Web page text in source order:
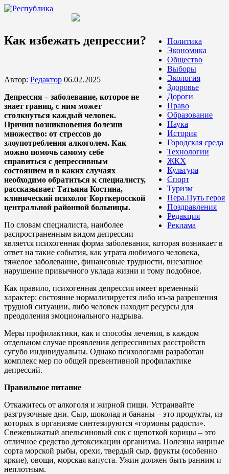
Политика
Экономика
Общество
Выборы
Экология
Здоровье
Дороги
Право
Образование
Наука
История
Городская среда
Технологии
ЖКХ
Культура
Спорт
Туризм
Пера.Путь героя
Поздравления
Редакция
Реклама
Как избежать депрессии?
Автор: Редактор 06.02.2025
Депрессия – заболевание, которое не
знает границ, с ним может
столкнуться каждый человек.
Причин возникновения болезни
множество: от стрессов до
злоупотребления алкоголем. Как
можно помочь самому себе
справиться с депрессивным
состоянием и в каких случаях
необходимо обратиться к специалисту,
рассказывает Татьяна Костина,
клинический психолог Корткеросской
центральной районной больницы.
По словам специалиста, наиболее
распространенным видом депрессии
является психогенная форма заболевания, которая возникает в
ответ на такие события, как утрата любимого человека,
тяжелое заболевание, финансовые трудности, внезапное
нарушение привычного уклада жизни и тому подобное.
Как правило, психогенная депрессия имеет временный
характер: состояние нормализируется либо из-за разрешения
трудной ситуации, либо человек находит ресурсы для
преодоления эмоционального надрыва.
Меры профилактики, как и способы лечения, в каждом
отдельном случае проявления депрессивных расстройств
сугубо индивидуальны. Однако психологами разработан
комплекс мер по общей превентивной профилактике
депрессий.
Правильное питание
Откажитесь от алкоголя и жирной пищи. Устраивайте
разгрузочные дни. Сыр, шоколад и бананы – это продукты, из
которых в организме синтезируются «гормоны радости».
Свежевыжатый апельсиновый сок с щепоткой корицы – это
отличное средство детоксикации организма. Полезны жирные
сорта морской рыбы, орехи, твердый сыр, фрукты (особенно
яркие), овощи, морская капуста. Ужин должен быть ранним и
неплотным.